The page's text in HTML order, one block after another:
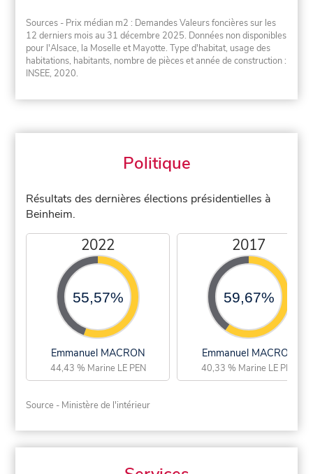
Sources - Prix médian m2 : Demandes Valeurs foncières sur les
12 derniers mois au 31 décembre 2025. Données non disponibles
pour l'Alsace, la Moselle et Mayotte. Type d'habitat, usage des
habitations, habitants, nombre de pièces et année de construction :
INSEE, 2020.
Politique
Résultats des dernières élections présidentielles à
Beinheim.
2022
55,57%
Emmanuel MACRON
44,43 % Marine LE PEN
2017
59,67%
Emmanuel MACRON
40,33 % Marine LE PEN
Source - Ministère de l'intérieur